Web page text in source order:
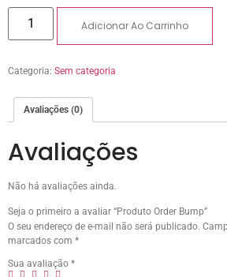
Adicionar Ao Carrinho
Categoria: Sem categoria
Avaliações (0)
Avaliações
Não há avaliações ainda.
Seja o primeiro a avaliar “Produto Order Bump”
O seu endereço de e-mail não será publicado.
marcados com *
Sua avaliação *